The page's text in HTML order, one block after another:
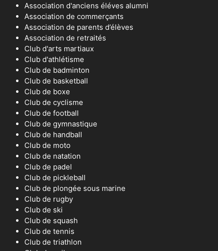
Association d'anciens éléves alumni
Association de commerçants
Association de parents d’élèves
Association de retraités
Club d'arts martiaux
Club d'athlétisme
Club de badminton
Club de basketball
Club de boxe
Club de cyclisme
Club de football
Club de gymnastique
Club de handball
Club de moto
Club de natation
Club de padel
Club de pickleball
Club de plongée sous marine
Club de rugby
Club de ski
Club de squash
Club de tennis
Club de triathlon